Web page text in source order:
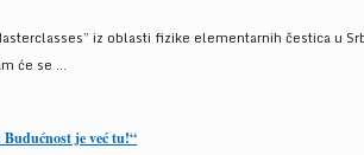
iz oblasti fizike elementarnih čestica u
će se ...
je već tu!“